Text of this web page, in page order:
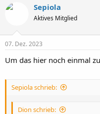
n
e
Sepiola
Aktives Mitglied
07. Dez. 2023
Um das hier noch einmal
Sepiola schrieb:
Dion schrieb: